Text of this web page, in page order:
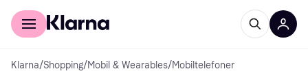
For kunder
Klarna/Shopping/Mobil & Wearables/Mobiltelefoner